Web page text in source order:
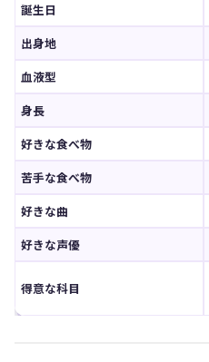
誕生日
出身地
血液型
身長
好きな食べ物
苦手な食べ物
好きな曲
好きな声優
得意な科目